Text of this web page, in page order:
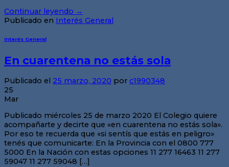
Continuar leyendo →
Publicado en Interés General
Interés General
En cuarentena no estás sola
Publicado el 25 marzo, 2020 por c1990348
25
Mar
Publicado miércoles 25 de marzo 2020 El Colegio quiere
acompañarte y decirte que «en cuarentena no estás sola».
Por eso te recuerda que «si sentís que estás en peligro»
tenés que comunicarte: En la Provincia con el 0800 777
5000 En la Nación con estas opciones 11 277 16463 11 277
59047 11 277 59048 […]